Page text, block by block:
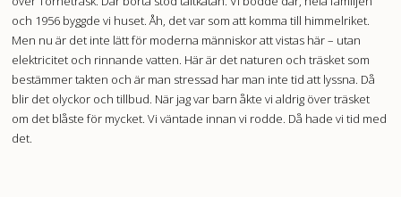
och 1956 byggde vi huset. Åh, det var som att komma till himmelriket.
Men nu är det inte lätt för moderna människor att vistas här – utan
elektricitet och rinnande vatten. Här är det naturen och träsket som
bestämmer takten och är man stressad har man inte tid att lyssna. Då
blir det olyckor och tillbud. När jag var barn åkte vi aldrig över träsket
om det blåste för mycket. Vi väntade innan vi rodde. Då hade vi tid med
det.